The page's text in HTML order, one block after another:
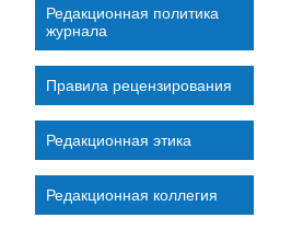
Редакционная политика
журнала
Правила рецензирования
Редакционная этика
Редакционная коллегия